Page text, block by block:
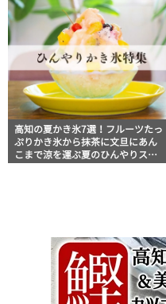
高知の夏かき氷7選！フルーツたっ
ぷりかき氷から抹茶に文旦にあん
こまで涼を運ぶ夏のひんやりスイ